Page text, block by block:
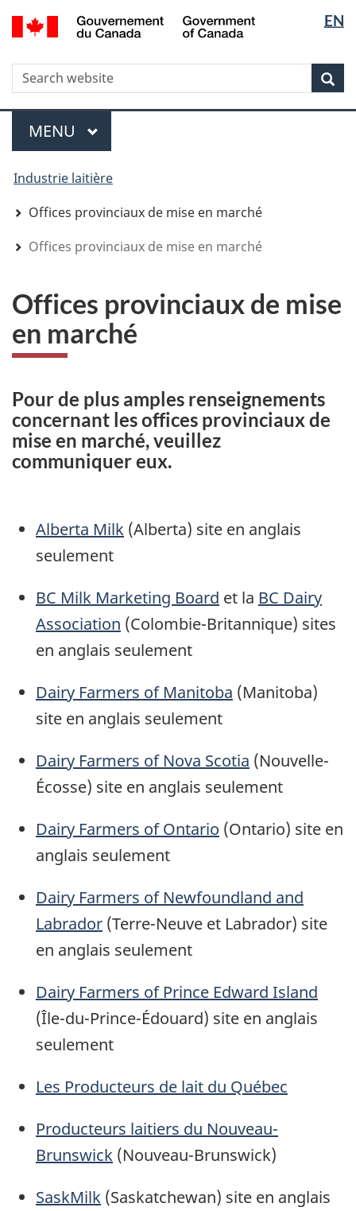
Aller
au
Skip
to
Passer
à
HTML
simplifiée
la
langue
la
langue
EN
WxT
Search
form
Menu
MENU PRINCIPAL
are
here
Industrie laitière
Offices provinciaux de mise en marché
Offices provinciaux de mise en marché
Offices provinciaux de mise
en marché
Pour de plus amples renseignements
concernant les offices provinciaux de
mise en marché, veuillez
communiquer eux.
Alberta Milk (Alberta) site en anglais
seulement
BC Milk Marketing Board et la BC Dairy
Association (Colombie-Britannique) sites
en anglais seulement
Dairy Farmers of Manitoba (Manitoba)
site en anglais seulement
Dairy Farmers of Nova Scotia (Nouvelle-
Écosse) site en anglais seulement
Dairy Farmers of Ontario (Ontario) site en
anglais seulement
Dairy Farmers of Newfoundland and
Labrador (Terre-Neuve et Labrador) site
en anglais seulement
Dairy Farmers of Prince Edward Island
(Île-du-Prince-Édouard) site en anglais
seulement
Les Producteurs de lait du Québec
Producteurs laitiers du Nouveau-
Brunswick (Nouveau-Brunswick)
SaskMilk (Saskatchewan) site en anglais